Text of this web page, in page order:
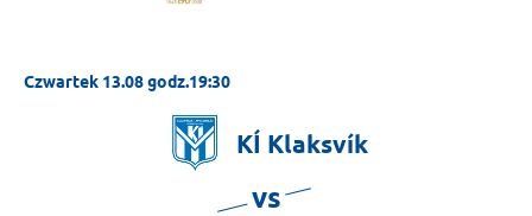
Czwartek 13.08 godz.19:30
KÍ Klaksvík
vs